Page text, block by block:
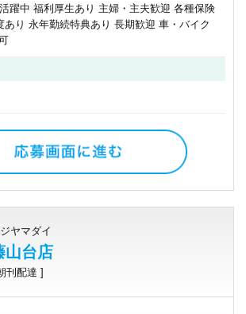
躍中 福利厚生あり 主婦・主夫歓迎 各種保険
あり 永年勤続特典あり 長期歓迎 車・バイク
ヤマダイ
山台店
刊配達 ]